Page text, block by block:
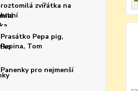
roztomilá zvířátka na
hraní
Prasátko Pepa pig,
Pepina, Tom
Panenky pro nejmenší